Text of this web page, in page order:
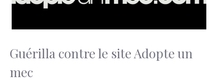
Guérilla contre le site Adopte un
mec